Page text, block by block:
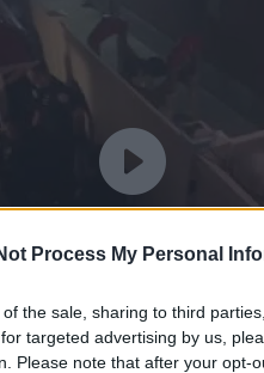
Process My Personal
the sale, sharing to third
targeted advertising by us,
Please note that after your opt-